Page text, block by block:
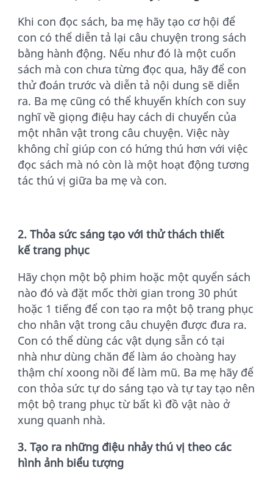
Khi con đọc sách, ba mẹ hãy tạo cơ hội để
con có thể diễn tả lại câu chuyện trong sách
bằng hành động. Nếu như đó là một cuốn
sách mà con chưa từng đọc qua, hãy để con
thử đoán trước và diễn tả nội dung sẽ diễn
ra. Ba mẹ cũng có thể khuyến khích con suy
nghĩ về giọng điệu hay cách di chuyển của
một nhân vật trong câu chuyện. Việc này
không chỉ giúp con có hứng thú hơn với việc
đọc sách mà nó còn là một hoạt động tương
tác thú vị giữa ba mẹ và con.
2. Thỏa sức sáng tạo với thử thách thiết
kế trang phục
Hãy chọn một bộ phim hoặc một quyển sách
nào đó và đặt mốc thời gian trong 30 phút
hoặc 1 tiếng để con tạo ra một bộ trang phục
cho nhân vật trong câu chuyện được đưa ra.
Con có thể dùng các vật dụng sẵn có tại
nhà như dùng chăn để làm áo choàng hay
thậm chí xoong nồi để làm mũ. Ba mẹ hãy để
con thỏa sức tự do sáng tạo và tự tay tạo nên
một bộ trang phục từ bất kì đồ vật nào ở
xung quanh nhà.
3. Tạo ra những điệu nhảy thú vị theo các
hình ảnh biểu tượng